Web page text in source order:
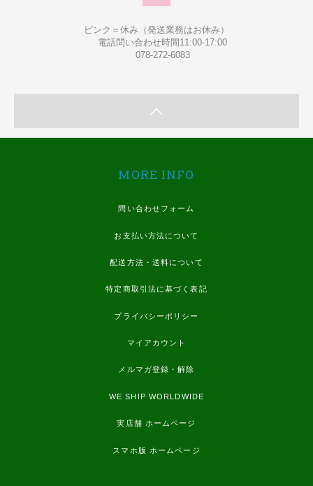
ピンク＝休み（発送業務はお休み）
電話問い合わせ時間11:00-17:00
078-272-6083
MORE INFO
問い合わせフォーム
お支払い方法について
配送方法・送料について
特定商取引法に基づく表記
プライバシーポリシー
マイアカウント
メルマガ登録・解除
WE SHIP WORLDWIDE
実店舗 ホームページ
スマホ版 ホームページ